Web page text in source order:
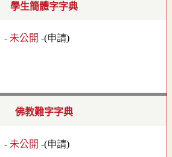
學生簡體字字典
- 未公開 -(申請)
佛教難字字典
- 未公開 -(申請)